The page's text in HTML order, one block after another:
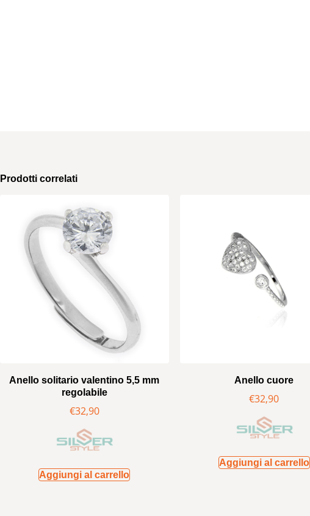
Prodotti correlati
Anello solitario valentino 5,5 mm
regolabile
€32,90
Aggiungi al carrello
Anello cuore
€32,90
Aggiungi al carrello